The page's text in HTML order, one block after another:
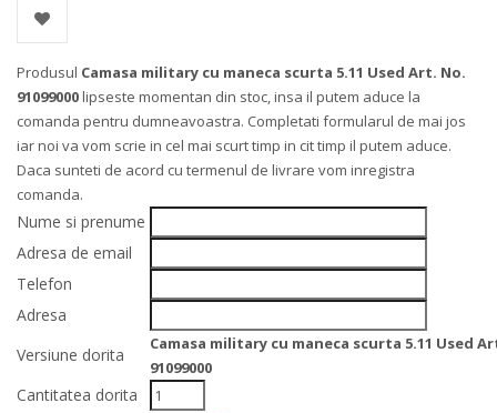
Produsul Camasa military cu maneca scurta 5.11 Used Art. No.
91099000lipseste momentan din stoc, insa il putem aduce la
comanda pentru dumneavoastra. Completati formularul de mai jos
iar noi va vom scrie in cel mai scurt timp in cit timp il putem aduce.
Daca sunteti de acord cu termenul de livrare vom inregistra
comanda.
Nume si prenume
Adresa de email
Telefon
Adresa
Versiune dorita
Camasa military cu maneca scurta 5.11 Used
91099000
Cantitatea dorita